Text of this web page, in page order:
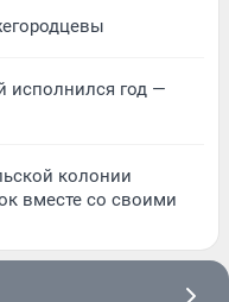
исполнился год —
колонии
вместе со своими